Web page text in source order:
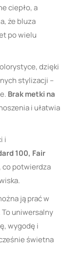
ciepło, a
że bluza
po wielu
dzięki
stylizacji –
Brak metki na
i ułatwia
i
100, Fair
co potwierdza
ją prać w
uniwersalny
wygodę i
świetna